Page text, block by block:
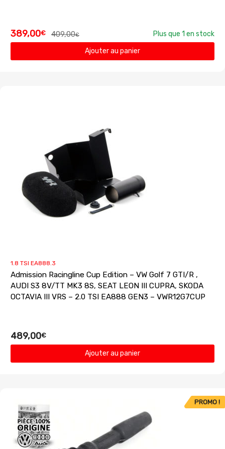
409,00€
389,00€
Plus que 1 en stock
Ajouter au panier
1.8 TSI EA888.3
Admission Racingline Cup Edition – VW Golf 7 GTI/R ,
AUDI S3 8V/TT MK3 8S, SEAT LEON III CUPRA, SKODA
OCTAVIA III VRS – 2.0 TSI EA888 GEN3 – VWR12G7CUP
489,00€
Ajouter au panier
PROMO !